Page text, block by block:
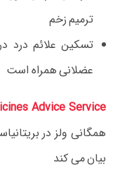
ترمیم زخم
تسکین علائم درد
عضلانی همراه است
Advice Service
همگانی ولز در
بیان می کند